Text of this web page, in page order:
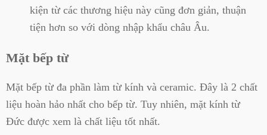
kiện từ các thương hiệu này cũng đơn giản, thuận
tiện hơn so với dòng nhập khẩu châu Âu.
Mặt bếp từ
Mặt bếp từ đa phần làm từ kính và ceramic. Đây là 2 chất
liệu hoàn hảo nhất cho bếp từ. Tuy nhiên, mặt kính từ
Đức được xem là chất liệu tốt nhất.